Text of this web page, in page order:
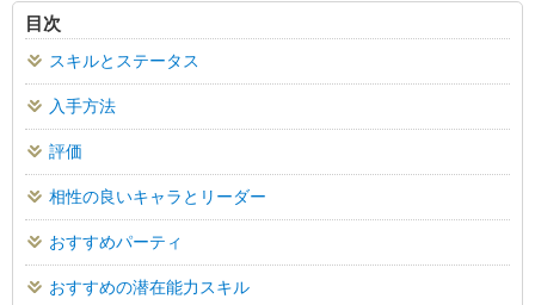
目次
スキルとステータス
入手方法
評価
相性の良いキャラとリーダー
おすすめパーティ
おすすめの潜在能力スキル